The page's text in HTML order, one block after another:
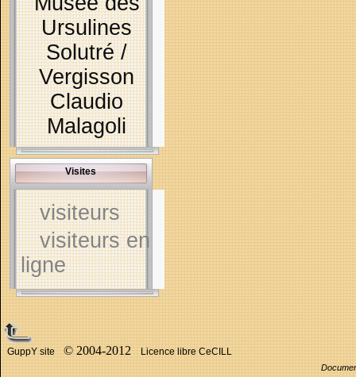
Ursulines
Solutré /
Vergisson
Claudio
Malagoli
Visites
visiteurs
visiteurs en
ligne
GuppY site© 2004-2012Licence libre CeCILL